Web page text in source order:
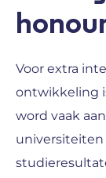
Voor extra
ontwikkeling
word vaak